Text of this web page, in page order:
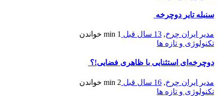
سنبله تایر دوچرخه
مدیر ایران چرخ, 13 سال قبل 1 min
خواندن
تکنولوژی و تازه ها
دوچرخه‌ای استثنایی با ظاهری فضایی!؟
مدیر ایران چرخ, 16 سال قبل 2 min
خواندن
تکنولوژی و تازه ها